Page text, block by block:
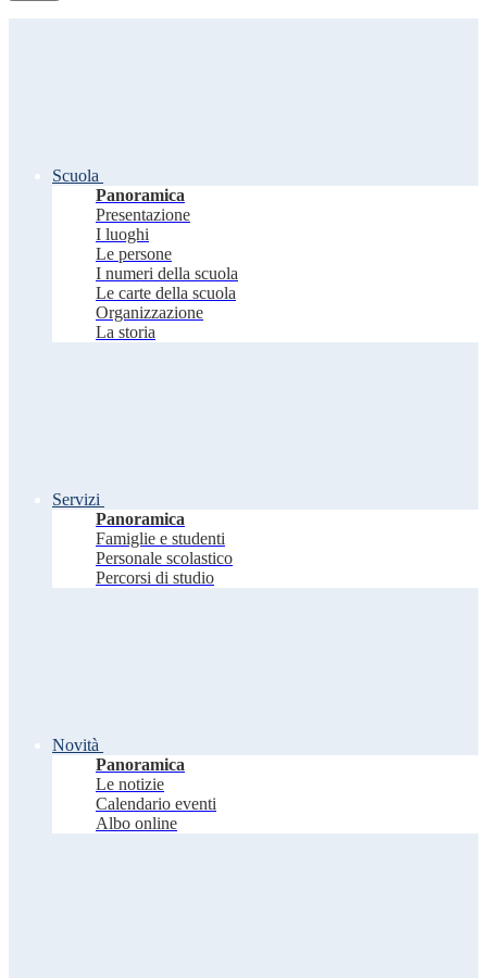
Scuola
Panoramica
Presentazione
I luoghi
Le persone
I numeri della scuola
Le carte della scuola
Organizzazione
La storia
Servizi
Panoramica
Famiglie e studenti
Personale scolastico
Percorsi di studio
Novità
Panoramica
Le notizie
Calendario eventi
Albo online